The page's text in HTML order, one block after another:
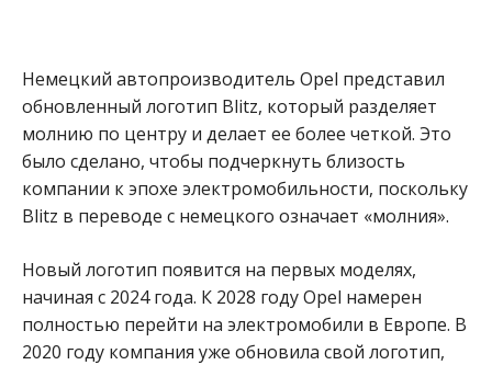
Немецкий автопроизводитель Opel представил
обновленный логотип Blitz, который разделяет
молнию по центру и делает ее более четкой. Это
было сделано, чтобы подчеркнуть близость
компании к эпохе электромобильности, поскольку
Blitz в переводе с немецкого означает «молния».
Новый логотип появится на первых моделях,
начиная с 2024 года. К 2028 году Opel намерен
полностью перейти на электромобили в Европе. В
2020 году компания уже обновила свой логотип,